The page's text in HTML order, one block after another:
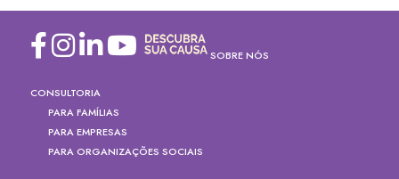
SOBRE NÓS
CONSULTORIA
PARA FAMÍLIAS
PARA EMPRESAS
PARA ORGANIZAÇÕES SOCIAIS